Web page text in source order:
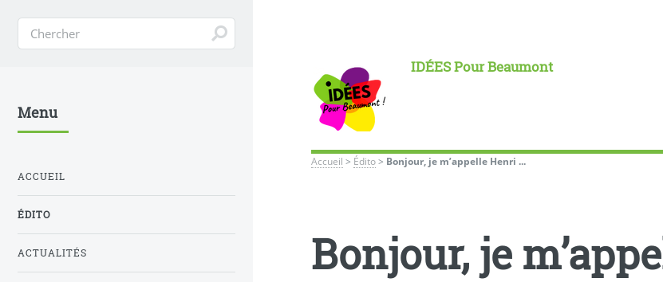
IDÉES Pour Beaumont
Accueil > Édito> Bonjour, je m’appelle Henri ...
Bonjour, je
Menu
ACCUEIL
ÉDITO
ACTUALITÉS